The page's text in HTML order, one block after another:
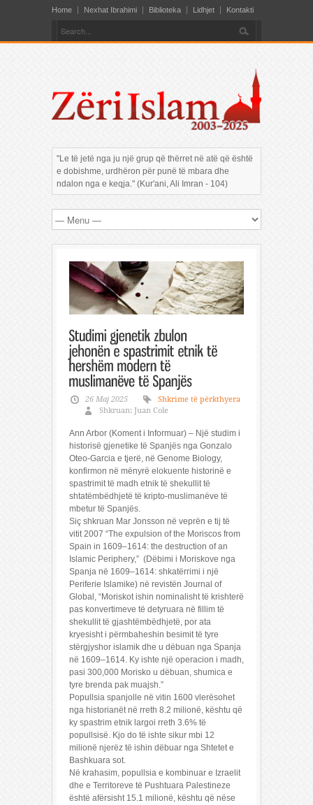
Home Nexhat Ibrahimi Biblioteka Lidhjet Kontakti
"Le të jetë nga ju një grup që thërret në atë që është
e dobishme, urdhëron për punë të mbara dhe
ndalon nga e keqja." (Kur'ani, Ali Imran - 104)
26 Maj 2025
Shkrime të përkthyera
Shkruan: Juan Cole
Ann Arbor (Koment i Informuar) – Një studim i
historisë gjenetike të Spanjës nga Gonzalo
Oteo-Garcia e tjerë, në Genome Biology,
konfirmon në mënyrë elokuente historinë e
spastrimit të madh etnik të shekullit të
shtatëmbëdhjetë të kripto-muslimanëve të
mbetur të Spanjës.
Siç shkruan Mar Jonsson në veprën e tij të
vitit 2007 “The expulsion of the Moriscos from
Spain in 1609–1614: the destruction of an
Islamic Periphery,” (Dëbimi i Moriskove nga
Spanja në 1609–1614: shkatërrimi i një
Periferie Islamike) në revistën Journal of
Global, “Moriskot ishin nominalisht të krishterë
pas konvertimeve të detyruara në fillim të
shekullit të gjashtëmbëdhjetë, por ata
kryesisht i përmbaheshin besimit të tyre
stërgjyshor islamik dhe u dëbuan nga Spanja
në 1609–1614. Ky ishte një operacion i madh,
pasi 300,000 Morisko u dëbuan, shumica e
tyre brenda pak muajsh.”
Popullsia spanjolle në vitin 1600 vlerësohet
nga historianët në rreth 8.2 milionë, kështu që
ky spastrim etnik largoi rreth 3.6% të
popullsisë. Kjo do të ishte sikur mbi 12
milionë njerëz të ishin dëbuar nga Shtetet e
Bashkuara sot.
Në krahasim, popullsia e kombinuar e Izraelit
dhe e Territoreve të Pushtuara Palestineze
është afërsisht 15.1 milionë, kështu që nëse